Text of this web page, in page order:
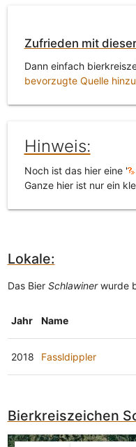
Zufrieden mit
Dann einfach
bevorzugte Quelle
Hinweis:
Noch ist das hier eine '
Ganze hier ist nur ein
Lokale:
Das Bier Schlawinerwurde
Jahr Name
2018 Fassldippler
Bierkreiszeichen